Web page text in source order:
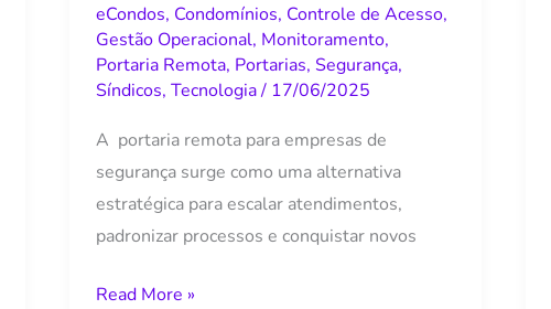
eCondos, Condomínios, Controle de Acesso,
Gestão Operacional, Monitoramento,
Portaria Remota, Portarias,Segurança,
Síndicos,Tecnologia/ 17/06/2025
A portaria remota para empresas de
segurança surge como uma alternativa
estratégica para escalar atendimentos,
padronizar processos e conquistar novos
remota
para
empresas
de
Read More »